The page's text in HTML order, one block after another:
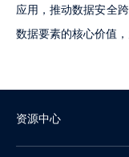
应用，推动数据安全
数据要素的核心价值
资源中心